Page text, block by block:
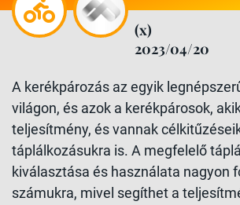
(x)
2023/04/20
A kerékpározás az egyik
világon, és azok a kerékpárosok,
teljesítmény, és vannak
táplálkozásukra is. A megfelelő
kiválasztása és használata nagyon
számukra, mivel segíthet a